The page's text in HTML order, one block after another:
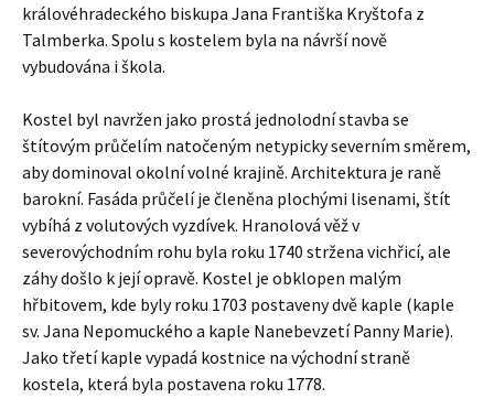
královéhradeckého biskupa Jana Františka Kryštofa z
Talmberka. Spolu s kostelem byla na návrší nově
vybudována i škola.
Kostel byl navržen jako prostá jednolodní stavba se
štítovým průčelím natočeným netypicky severním směrem,
aby dominoval okolní volné krajině. Architektura je raně
barokní. Fasáda průčelí je členěna plochými lisenami, štít
vybíhá z volutových vyzdívek. Hranolová věž v
severovýchodním rohu byla roku 1740 stržena vichřicí, ale
záhy došlo k její opravě. Kostel je obklopen malým
hřbitovem, kde byly roku 1703 postaveny dvě kaple (kaple
sv. Jana Nepomuckého a kaple Nanebevzetí Panny Marie).
Jako třetí kaple vypadá kostnice na východní straně
kostela, která byla postavena roku 1778.